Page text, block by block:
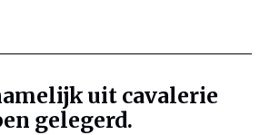
uit cavalerie
gelegerd.